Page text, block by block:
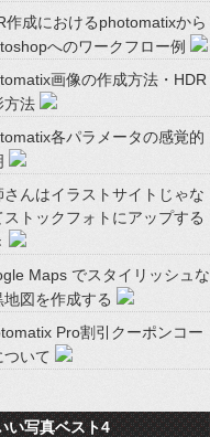
作成におけるphotomatixから
へのワークフロー例
画像の作成方法・HDR
方法
各パラメータの感覚的
さんはイラストサイトじゃな
ストックフォトにアップする
Maps でスタイリッシュな
地図を作成する
Pro割引クーポンコー
ついて
い写真ベスト4